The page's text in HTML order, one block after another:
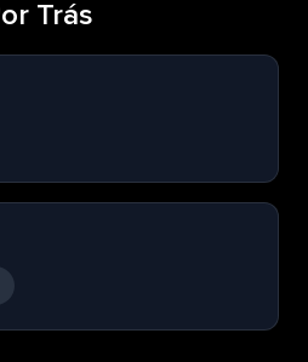
Trás